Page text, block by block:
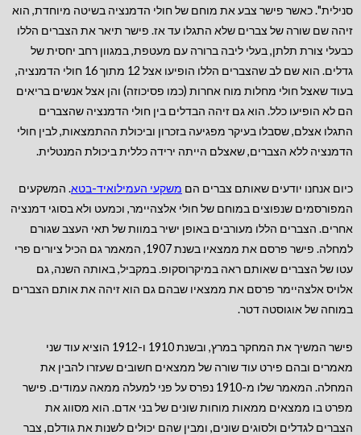
סנילית". כאשר פישר צבע את מוחם של חולי הדמנציה בשיטה מיוחדת, הוא
זיהה שם שורה של צברים שלא התגלו עד אז. פישר תיאר את הצברים הללו
כבעלי צורת תלתן, בעלי ליבה ברורה עם מעטפת, במגוון רחב יחסית של
גדלים. הוא שם לב שהצברים הללו הופיעו אצל 12 מתוך 16 חולי הדמנציה,
בעוד שאצל חולי מחלות מוח אחרות (כמו פסיכוזה) והן אצל אנשים בריאים
הם לא הופיעו כלל. הוא גם זיהה הבדלים בין חולי הדמנציה שהצברים
התגלו אצלם, שסבלו בעיקר מפגיעה בזכרון וביכולת ההתמצאות, לבין חולי
הדמנציה ללא הצברים, שאצלם הייתה ירידה כללית ביכולת המנטלית.
כיום אנחנו יודעים שאותם צברים הם משקעי העמילואיד-בטא. המשקעים
המפורסמים שנפוצים במוחם של חולי אלצהיימר, וכמעט ולא בסוגי דמנציה
אחרים. הצברים הללו מעורבים באופן ישיר במוות של תאי העצב שגורם
למחלה. פישר פרסם את ממצאיו בשנת 1907, המאמר גם הכיל ציורים פרי
עטו של הצברים שאותם ראה במיקרוסקופ. במקביל, באותה השנה, גם
אלויס אלצהיימר פרסם את ממצאיו שבהם גם הוא זיהה את אותם הצברים
במוחה של אוגוסטה דטר.
פישר המשיך את המחקר במרץ, ובשנת 1910 ו-1912 הוציא עוד שני
מאמרים ובהם פירט עוד שורה של ממצאים חשובים שעזרו להבין את
המחלה. המאמר שלו מ-1910 נפרס על פני למעלה ממאה עמודים. פישר
מפרט בו ממצאים ממאות מוחות שונים של בני אדם. הוא מסווג את
הצברים לגדלים ולסוגים שונים, ומבין שהם יכולים לשנות את גודלם, צבר